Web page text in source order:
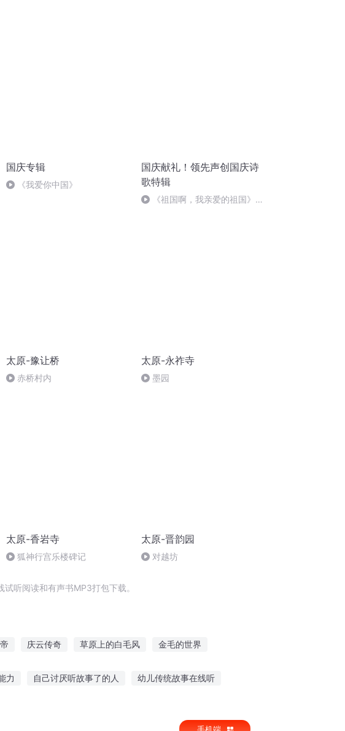
国庆专辑
《我爱你中国》
国庆献礼！领先声创国庆诗
歌特辑
《祖国啊，我亲爱的祖国》温
太原-豫让桥
赤桥村内
太原-永祚寺
墨园
太原-香岩寺
狐神行宫乐楼碑记
太原-晋韵园
对越坊
听阅读和有声书MP3打包下载。
庆云传奇 草原上的白毛风 金毛的世界
力 自己讨厌听故事了的人 幼儿传统故事在线听